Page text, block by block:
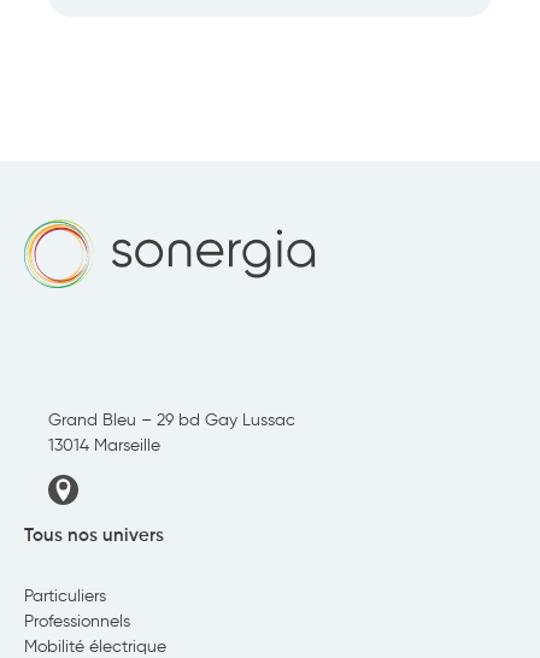
(CESI)
Grand Bleu – 29 bd Gay Lussac
13014 Marseille
Tous nos univers
Particuliers
Professionnels
Mobilité électrique